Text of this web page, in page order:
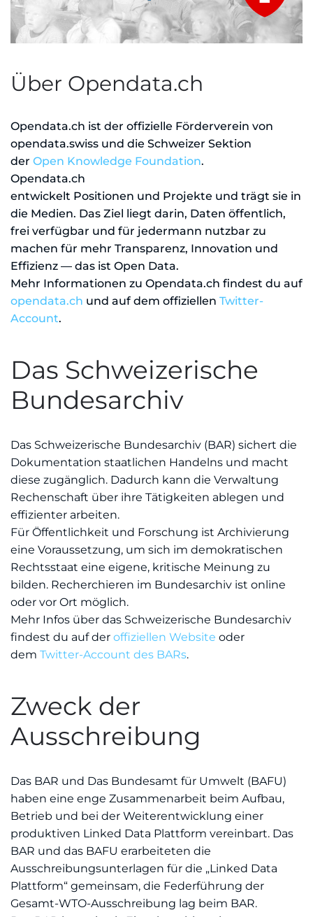
Über Opendata.ch
Opendata.ch ist der offizielle Förderverein von
opendata.swiss und die Schweizer Sektion
der Open Knowledge Foundation.
Opendata.ch
entwickelt Positionen und Projekte und trägt sie in
die Medien. Das Ziel liegt darin, Daten öffentlich,
frei verfügbar und für jedermann nutzbar zu
machen für mehr Transparenz, Innovation und
Effizienz — das ist Open Data.
Mehr Informationen zu Opendata.ch findest du auf
opendata.ch und auf dem offiziellen Twitter-
Account.
Das Schweizerische
Bundesarchiv
Das Schweizerische Bundesarchiv (BAR) sichert die
Dokumentation staatlichen Handelns und macht
diese zugänglich. Dadurch kann die Verwaltung
Rechenschaft über ihre Tätigkeiten ablegen und
effizienter arbeiten.
Für Öffentlichkeit und Forschung ist Archivierung
eine Voraussetzung, um sich im demokratischen
Rechtsstaat eine eigene, kritische Meinung zu
bilden. Recherchieren im Bundesarchiv ist online
oder vor Ort möglich.
Mehr Infos über das Schweizerische Bundesarchiv
findest du auf der offiziellen Website oder
dem Twitter-Account des BARs.
Zweck der
Ausschreibung
Das BAR und Das Bundesamt für Umwelt (BAFU)
haben eine enge Zusammenarbeit beim Aufbau,
Betrieb und bei der Weiterentwicklung einer
produktiven Linked Data Plattform vereinbart. Das
BAR und das BAFU erarbeiteten die
Ausschreibungsunterlagen für die „Linked Data
Plattform“ gemeinsam, die Federführung der
Gesamt-WTO-Ausschreibung lag beim BAR.